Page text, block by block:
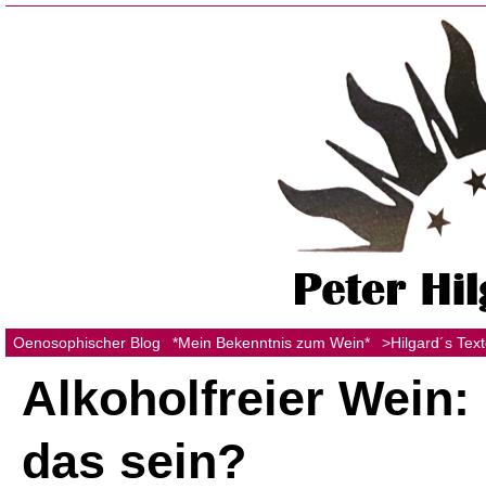
Oenosophischer Blog *Mein Bekenntnis zum Wein* >Hilgard´s
Alkoholfreier Wein:
das sein?